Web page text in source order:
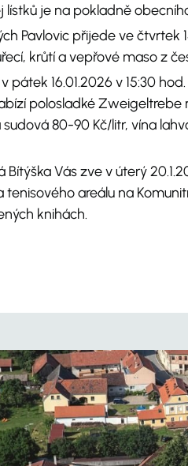
lístků je na pokladně
Pavlovic přijede ve čtvrtek
krůtí a vepřové maso z
pátek 16.01.2026 v 15:30
polosladké Zweigeltrebe
sudová 80-90 Kč/litr, vína
Vás zve v úterý
areálu na
knihách.